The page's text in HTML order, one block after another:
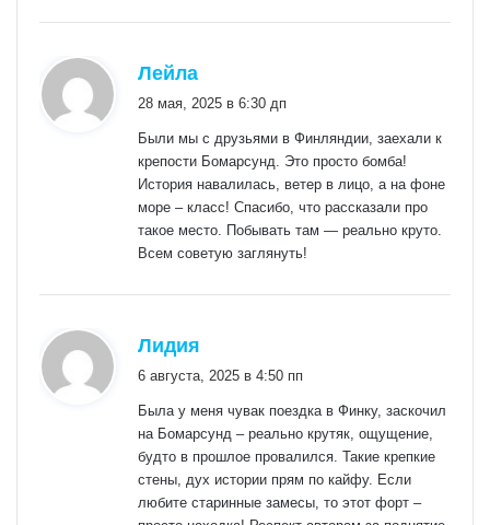
Лейла
28 мая, 2025 в 6:30 дп
Были мы с друзьями в Финляндии, заехали к
крепости Бомарсунд. Это просто бомба!
История навалилась, ветер в лицо, а на фоне
море – класс! Спасибо, что рассказали про
такое место. Побывать там — реально круто.
Всем советую заглянуть!
Лидия
6 августа, 2025 в 4:50 пп
Была у меня чувак поездка в Финку, заскочил
на Бомарсунд – реально крутяк, ощущение,
будто в прошлое провалился. Такие крепкие
стены, дух истории прям по кайфу. Если
любите старинные замесы, то этот форт –